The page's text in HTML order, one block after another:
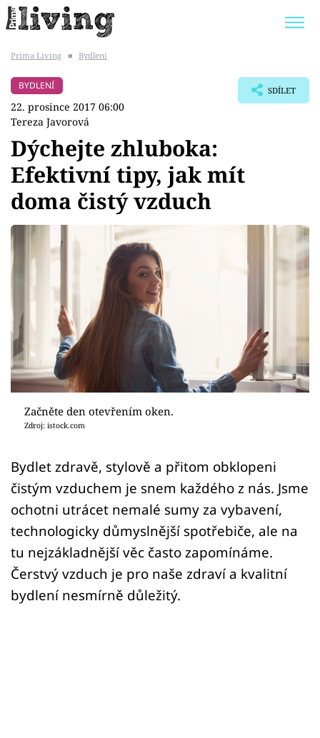
BYDLENÍ SLAVNÝCH
Témata
Bydlení
Zahrada
Design
Sledujte prima+
Přihlášení
Sledujte nás
Prima Living ■ Bydlení
BYDLENÍ
22. prosince 2017 06:00
Tereza Javorová
SDÍLET
Dýchejte zhluboka:
Efektivní tipy, jak mít
doma čistý vzduch
Začněte den otevřením oken.
Zdroj: istock.com
Bydlet zdravě, stylově a přitom obklopeni
čistým vzduchem je snem každého z nás. Jsme
ochotni utrácet nemalé sumy za vybavení,
technologicky důmyslnější spotřebiče, ale na
tu nejzákladnější věc často zapomínáme.
Čerstvý vzduch je pro naše zdraví a kvalitní
bydlení nesmírně důležitý.